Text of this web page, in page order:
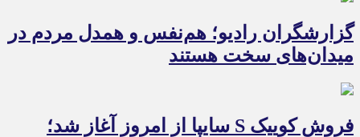
گزارشگران رادیو؛ هم‌نفس و همدل مردم در
میدان‌های سخت هستند
فروش کوییک S سایپا از امروز آغاز شد؛